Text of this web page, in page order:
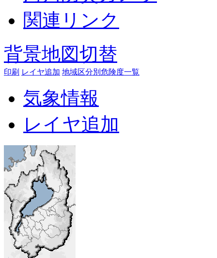
関連リンク
背景地図切替
印刷 レイヤ追加 地域区分別危険度一覧
気象情報
レイヤ追加